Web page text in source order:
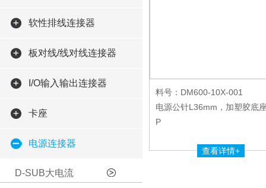
软性排线连接器
板对线/线对线连接器
I/O输入输出连接器
卡座
电源连接器
D-SUB大电流
料号：DM600-10X-001
电源公针L36mm，加塑胶底
P
查看详情+